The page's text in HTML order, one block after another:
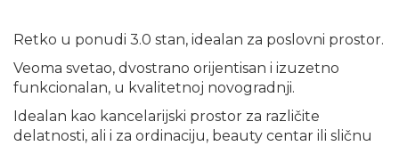
Retko u ponudi 3.0 stan, idealan za poslovni prostor.
Veoma svetao, dvostrano orijentisan i izuzetno
funkcionalan, u kvalitetnoj novogradnji.
Idealan kao kancelarijski prostor za različite
delatnosti, ali i za ordinaciju, beauty centar ili sličnu